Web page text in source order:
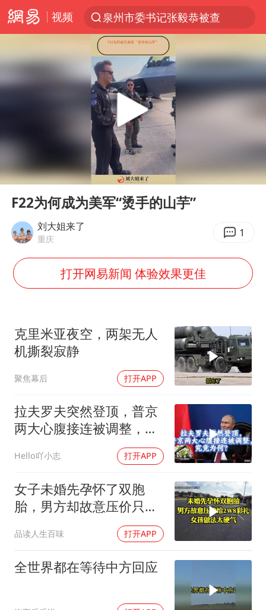
视频
泉州市委书记张毅恭被查
全球首个长时储能一体化产业园量产
台风白海豚或吞并鲸鱼 登陆地点更新
秋天的第一杯奶茶到底有多火
国防部：坚决反制任何闹海挑衅图谋
“今天得有40℃了吧 为啥还不预警”
日本试射“战斧”导弹，国防部回应
胡彦斌韩磊 谁帮谁
胡彦斌获《歌手2026》歌王
夯实基础开新局
Play
00:00 01:02
F22为何成为美军“烫手的山芋”
刘大姐来了
重庆 1
打开网易新闻 体验效果更佳
克里米亚夜空，两架无人
机撕裂寂静
聚焦幕后 打开APP
拉夫罗夫突然登顶，普京
两大心腹接连被调整，究
Hello吖小志 打开APP
女子未婚先孕怀了双胞
胎，男方却故意压价只给
品读人生百味 打开APP
全世界都在等待中方回应